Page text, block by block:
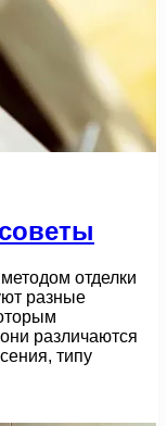
отделки
разные
различаются
типу